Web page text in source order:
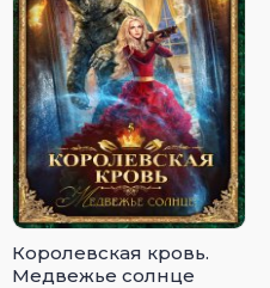
Королевская кровь.
Медвежье солнце